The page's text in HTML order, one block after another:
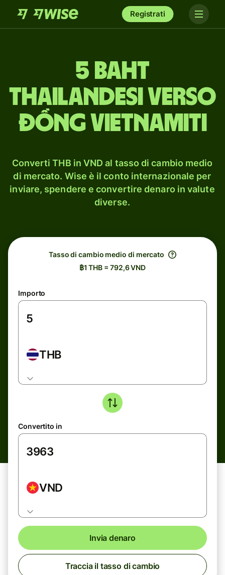
Registrati
5 baht
thailandesi verso
đồng vietnamiti
Converti THB in VND al tasso di cambio medio
di mercato. Wise è il conto internazionale per
inviare, spendere e convertire denaro in valute
diverse.
Tasso di cambio medio di mercato
฿1 THB = 792,6 VND
Importo
THB
Convertito in
VND
Invia denaro
Traccia il tasso di cambio